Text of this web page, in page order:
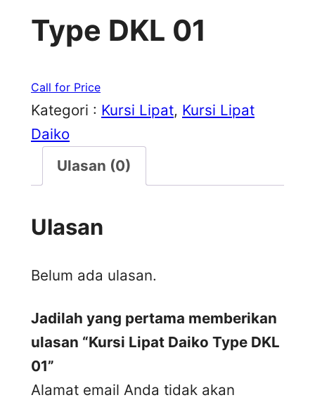
Type DKL 01
Call for Price
Kategori : Kursi Lipat, Kursi Lipat
Daiko
Ulasan (0)
Ulasan
Belum ada ulasan.
Jadilah yang pertama memberikan
ulasan “Kursi Lipat Daiko Type DKL
01”
Alamat email Anda tidak akan